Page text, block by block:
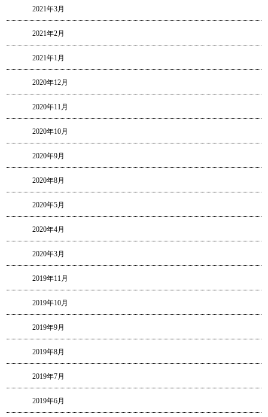
2021年3月
2021年2月
2021年1月
2020年12月
2020年11月
2020年10月
2020年9月
2020年8月
2020年5月
2020年4月
2020年3月
2019年11月
2019年10月
2019年9月
2019年8月
2019年7月
2019年6月